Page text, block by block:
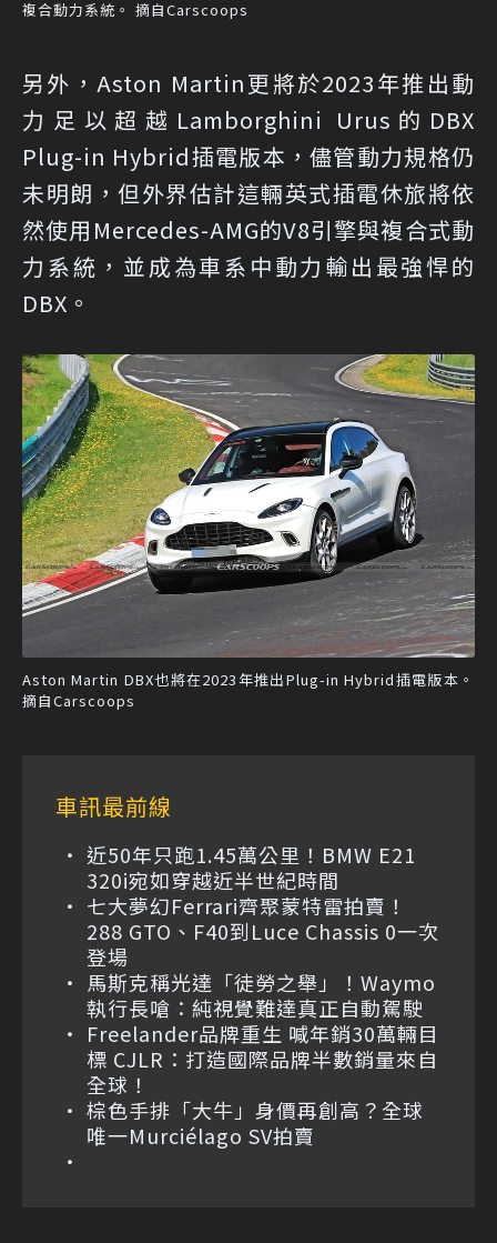
複合動力系統。 摘自Carscoops
另外，Aston Martin更將於2023年推出動
力足以超越Lamborghini Urus的DBX
Plug-in Hybrid插電版本，儘管動力規格仍
未明朗，但外界估計這輛英式插電休旅將依
然使用Mercedes-AMG的V8引擎與複合式動
力系統，並成為車系中動力輸出最強悍的
DBX。
Aston Martin DBX也將在2023年推出Plug-in Hybrid插電版本。
摘自Carscoops
車訊最前線
近50年只跑1.45萬公里！BMW E21
320i宛如穿越近半世紀時間
七大夢幻Ferrari齊聚蒙特雷拍賣！
288 GTO、F40到Luce Chassis 0一次
登場
馬斯克稱光達「徒勞之舉」！Waymo
執行長嗆：純視覺難達真正自動駕駛
Freelander品牌重生 喊年銷30萬輛目
標 CJLR：打造國際品牌半數銷量來自
全球！
棕色手排「大牛」身價再創高？全球
唯一Murciélago SV拍賣